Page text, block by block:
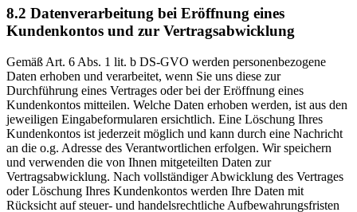
8.2 Datenverarbeitung bei Eröffnung eines
Kundenkontos und zur Vertragsabwicklung
Gemäß Art. 6 Abs. 1 lit. b DS-GVO werden personenbezogene
Daten erhoben und verarbeitet, wenn Sie uns diese zur
Durchführung eines Vertrages oder bei der Eröffnung eines
Kundenkontos mitteilen. Welche Daten erhoben werden, ist aus den
jeweiligen Eingabeformularen ersichtlich. Eine Löschung Ihres
Kundenkontos ist jederzeit möglich und kann durch eine Nachricht
an die o.g. Adresse des Verantwortlichen erfolgen. Wir speichern
und verwenden die von Ihnen mitgeteilten Daten zur
Vertragsabwicklung. Nach vollständiger Abwicklung des Vertrages
oder Löschung Ihres Kundenkontos werden Ihre Daten mit
Rücksicht auf steuer- und handelsrechtliche Aufbewahrungsfristen